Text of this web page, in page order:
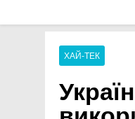
ХАЙ-ТЕК